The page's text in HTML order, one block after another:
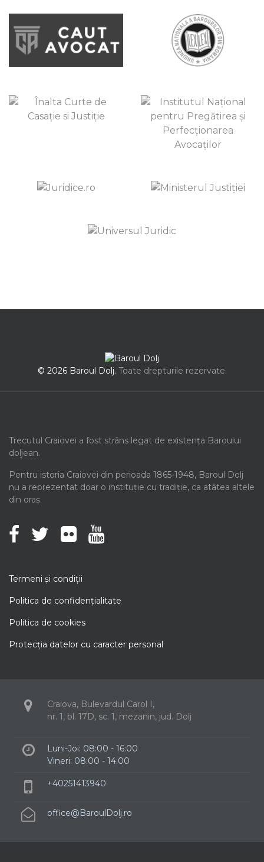
© 2026 Baroul Dolj. Toate drepturile rezervate.
Trecutul Craiovei a fost strâns legat de existența Baroului
doljean.
Pentru istoria Craiovei din perioada 1865-1948, Baroul Dolj
nu a reprezentat doar o instituție cu tradiție, ca atâtea altele
din oraș.
Termeni şi condiţii
Politica de confidenţialitate
Politica de cookies
Protecţia datelor cu caracter personal
Craiova, Bulevardul Carol I,
nr. 1, bl. 17D, sc. 1, mezanin, jud. Dolj
Luni-Joi: 08:00 - 16:00
Vineri: 08:00 - 14:00
+40251413940
office@BaroulDolj.ro